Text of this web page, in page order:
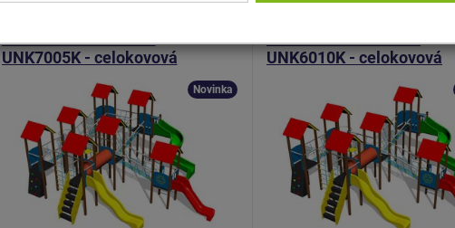
Herná zostava klasik
UNK7005K - celokovová
Novinka
Herná zostava klasik
UNK6010K - celokovová